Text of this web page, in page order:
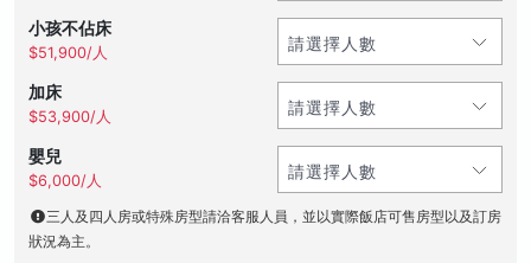
小孩不佔床
$51,900/人
加床
$53,900/人
嬰兒
$6,000/人
三人及四人房或特殊房型請洽客服人員，並以實際飯店可售房型以及訂房
狀況為主。